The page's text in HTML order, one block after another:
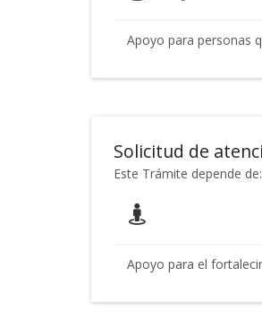
Apoyo para personas
Solicitud de
Este Trámite depende
Apoyo para el